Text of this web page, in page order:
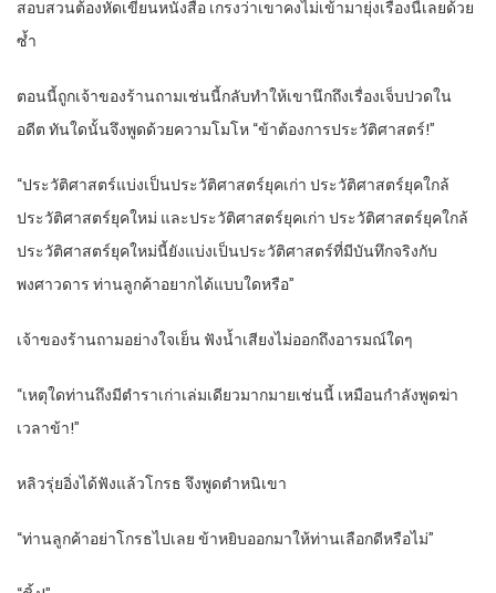
สอบสวนต้องหัดเขียนหนังสือ เกรงว่าเขาคงไม่เข้ามายุ่งเรื่องนี้เลยด้วย
ซ้ำ
ตอนนี้ถูกเจ้าของร้านถามเช่นนี้กลับทำให้เขานึกถึงเรื่องเจ็บปวดใน
อดีต ทันใดนั้นจึงพูดด้วยความโมโห “ข้าต้องการประวัติศาสตร์!”
“ประวัติศาสตร์แบ่งเป็นประวัติศาสตร์ยุคเก่า ประวัติศาสตร์ยุคใกล้
ประวัติศาสตร์ยุคใหม่ และประวัติศาสตร์ยุคเก่า ประวัติศาสตร์ยุคใกล้
ประวัติศาสตร์ยุคใหม่นี้ยังแบ่งเป็นประวัติศาสตร์ที่มีบันทึกจริงกับ
พงศาวดาร ท่านลูกค้าอยากได้แบบใดหรือ”
เจ้าของร้านถามอย่างใจเย็น ฟังน้ำเสียงไม่ออกถึงอารมณ์ใดๆ
“เหตุใดท่านถึงมีตำราเก่าเล่มเดียวมากมายเช่นนี้ เหมือนกำลังพูดฆ่า
เวลาข้า!”
หลิวรุ่ยอิ่งได้ฟังแล้วโกรธ จึงพูดตำหนิเขา
“ท่านลูกค้าอย่าโกรธไปเลย ข้าหยิบออกมาให้ท่านเลือกดีหรือไม่”